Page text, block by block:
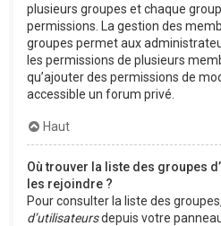
plusieurs groupes et chaque
permissions. La gestion des
groupes permet aux
les permissions de plusieurs
qu’ajouter des permissions de
accessible un forum privé.
Haut
Où trouver la liste des groupes
les rejoindre ?
Pour consulter la liste des
d’utilisateursdepuis votre